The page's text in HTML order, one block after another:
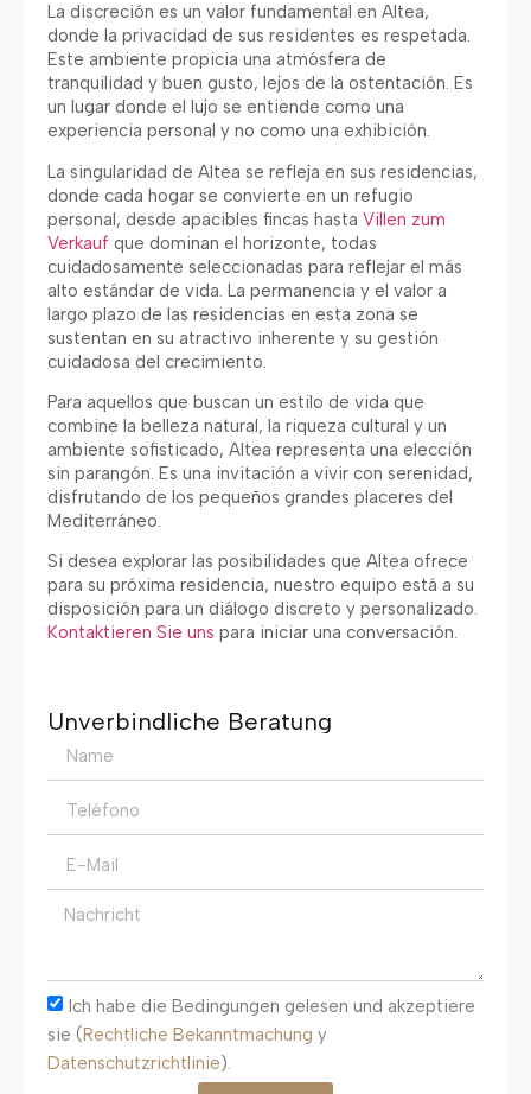
La discreción es un valor fundamental en Altea,
donde la privacidad de sus residentes es respetada.
Este ambiente propicia una atmósfera de
tranquilidad y buen gusto, lejos de la ostentación. Es
un lugar donde el lujo se entiende como una
experiencia personal y no como una exhibición.
La singularidad de Altea se refleja en sus residencias,
donde cada hogar se convierte en un refugio
personal, desde apacibles fincas hasta Villen zum
Verkauf que dominan el horizonte, todas
cuidadosamente seleccionadas para reflejar el más
alto estándar de vida. La permanencia y el valor a
largo plazo de las residencias en esta zona se
sustentan en su atractivo inherente y su gestión
cuidadosa del crecimiento.
Para aquellos que buscan un estilo de vida que
combine la belleza natural, la riqueza cultural y un
ambiente sofisticado, Altea representa una elección
sin parangón. Es una invitación a vivir con serenidad,
disfrutando de los pequeños grandes placeres del
Mediterráneo.
Si desea explorar las posibilidades que Altea ofrece
para su próxima residencia, nuestro equipo está a su
disposición para un diálogo discreto y personalizado.
Kontaktieren Sie uns para iniciar una conversación.
Unverbindliche Beratung
Ich habe die Bedingungen gelesen und akzeptiere
sie (Rechtliche Bekanntmachung y
Datenschutzrichtlinie).